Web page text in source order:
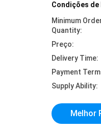
Condições de
Minimum
Quantity:
Preço:
Delivery Time:
Payment
Supply Ability:
Melhor